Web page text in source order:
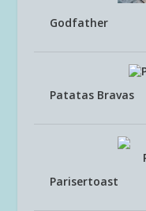
Godfather
Patatas Bravas
Parisertoast